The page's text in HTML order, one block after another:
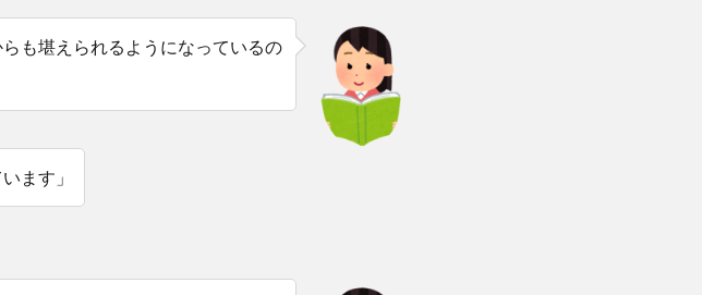
も堪えられるようになっているの
ます」